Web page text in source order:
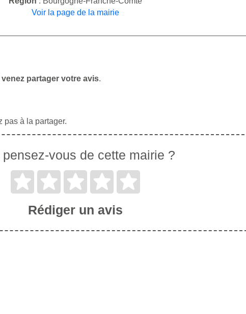
Voir la page de la mairie
venez partager votre avis.
pas à la partager.
pensez-vous de cette mairie ?
Rédiger un avis